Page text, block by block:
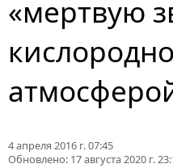
«мертвую
4 апреля 2016 г. 07:45
Обновлено: 17 августа 2020 г.